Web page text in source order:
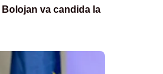
va candida la